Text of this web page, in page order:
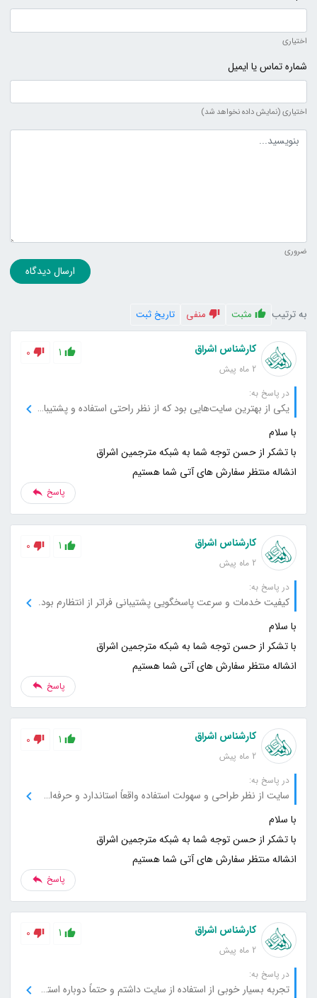
اختیاری
شماره تماس یا ایمیل
اختیاری (نمایش داده نخواهد شد)
متن دیدگاه
ضروری
ارسال دیدگاه
به ترتیب مثبت منفی تاریخ ثبت
کارشناس اشراق
2 ماه پیش
1
0
در پاسخ به:
یکی از بهترین سایت‌هایی بود که از نظر راحتی استفاده و پشتیبانی تجربه کردم.
انشاله منتظر سفارش های آتی شما هستیم
پاسخ
کارشناس اشراق
2 ماه پیش
1
0
در پاسخ به:
کیفیت خدمات و سرعت پاسخگویی پشتیبانی فراتر از انتظارم بود.
انشاله منتظر سفارش های آتی شما هستیم
پاسخ
کارشناس اشراق
2 ماه پیش
1
0
در پاسخ به:
سایت از نظر طراحی و سهولت استفاده واقعاً استاندارد و حرفه‌ای است.
انشاله منتظر سفارش های آتی شما هستیم
پاسخ
کارشناس اشراق
2 ماه پیش
1
0
در پاسخ به:
تجربه بسیار خوبی از استفاده از سایت داشتم و حتماً دوباره استفاده می‌کنم.